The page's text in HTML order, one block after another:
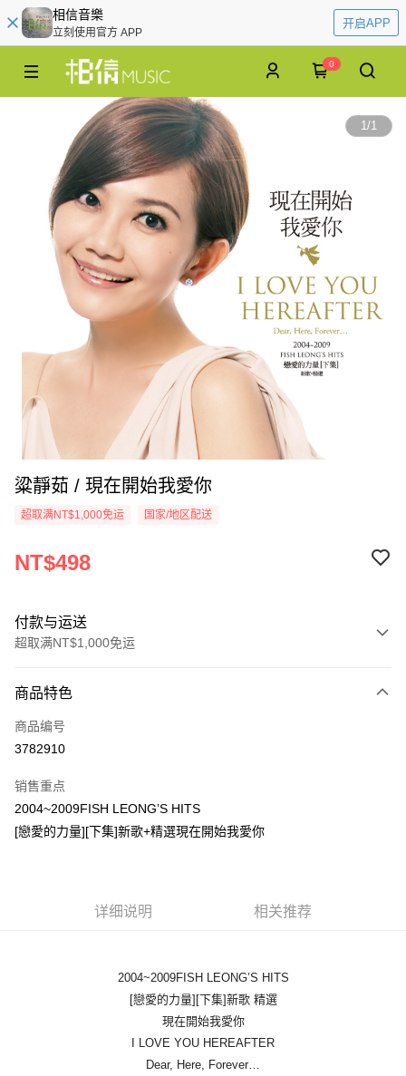
相信音樂
立刻使用官方 APP
开启APP
0
1/1
粱靜茹 / 現在開始我愛你
超取满NT$1,000免运 国家/地区配送
NT$498
付款与运送
超取满NT$1,000免运
信用卡一次付款
超商取货付款
Apple Pay
悠遊付
每笔NT$65，满NT$1,000(含以上)免运费
商品特色
商品编号
3782910
销售重点
2004~2009FISH LEONG’S HITS
[戀愛的力量][下集]新歌+精選現在開始我愛你
详细说明 相关推荐
2004~2009FISH LEONG’S HITS
[戀愛的力量][下集]新歌 精選
現在開始我愛你
I LOVE YOU HEREAFTER
Dear, Here, Forever…